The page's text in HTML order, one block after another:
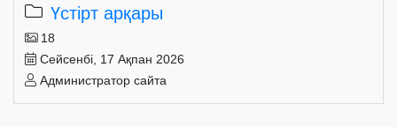
Үстірт арқары
18
Сейсенбі, 17 Ақпан 2026
Администратор сайта